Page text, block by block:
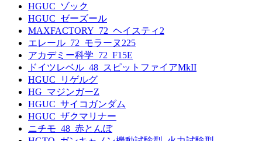
HGUC_ゾック
HGUC_ゼーズール
MAXFACTORY_72_ヘイスティ2
エレール_72_モラーヌ225
アカデミー科学_72_F15E
ドイツレベル_48_スピットファイアMkII
HGUC_リゲルグ
HG_マジンガーZ
HGUC_サイコガンダム
HGUC_ザクマリナー
ニチモ_48_赤とんぼ